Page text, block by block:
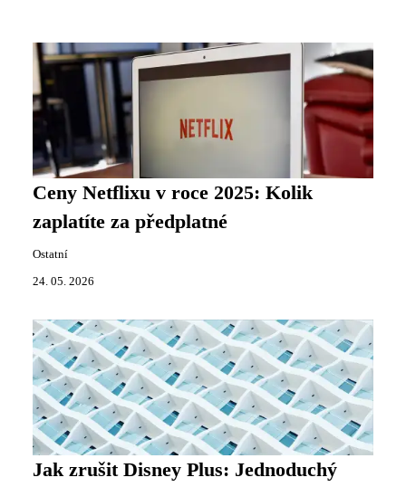
Ceny Netflixu v roce 2025: Kolik
zaplatíte za předplatné
Ostatní
24. 05. 2026
Jak zrušit Disney Plus: Jednoduchý